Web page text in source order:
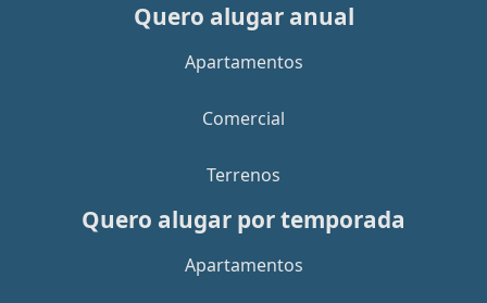
Quero alugar anual
Apartamentos
Comercial
Terrenos
Quero alugar por temporada
Apartamentos